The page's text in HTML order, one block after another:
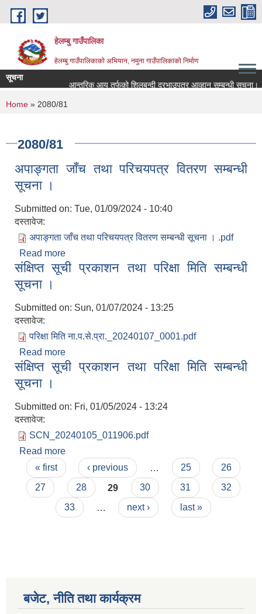
Skip to main content
हेलम्बु गाउँपालिका
हेलम्बु गाउँपालिकाको अभियान, नमुना गाउँपालिकाको निर्माण
सूचना
आन्तरिक आय तर्फको शिलबन्दी दरभाउपत्र आव्हान सम्बन्धी सूचना।
You are here
Home » 2080/81
2080/81
अपाङ्गता जाँच तथा परिचयपत्र वितरण सम्बन्धी
सूचना ।
Submitted on: Tue, 01/09/2024 - 10:40
दस्तावेज:
अपाङ्गता जाँच तथा परिचयपत्र वितरण सम्बन्धी सूचना । .pdf
Read more
सूचना ।
संक्षिप्त सूची प्रकाशन तथा परिक्षा मिति सम्बन्धी
सूचना ।
Submitted on: Sun, 01/07/2024 - 13:25
दस्तावेज:
परिक्षा मिति ना.प.से.प्रा._20240107_0001.pdf
Read more
सूचना ।
संक्षिप्त सूची प्रकाशन तथा परिक्षा मिति सम्बन्धी
सूचना ।
Submitted on: Fri, 01/05/2024 - 13:24
दस्तावेज:
SCN_20240105_011906.pdf
Read more
सूचना ।
Pages
« first ‹ previous 25
26
27
28 29 30 31
32
33
next › last »
बजेट, नीति तथा कार्यक्रम